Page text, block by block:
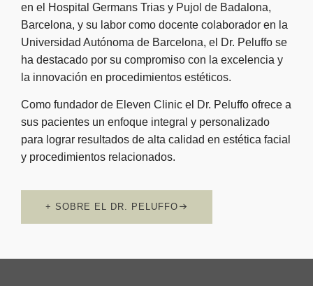
en el Hospital Germans Trias y Pujol de Badalona,
Barcelona, y su labor como docente colaborador en la
Universidad Autónoma de Barcelona, el Dr. Peluffo se
ha destacado por su compromiso con la excelencia y
la innovación en procedimientos estéticos.
Como fundador de Eleven Clinic el Dr. Peluffo ofrece a
sus pacientes un enfoque integral y personalizado
para lograr resultados de alta calidad en estética facial
y procedimientos relacionados.
+ SOBRE EL DR. PELUFFO